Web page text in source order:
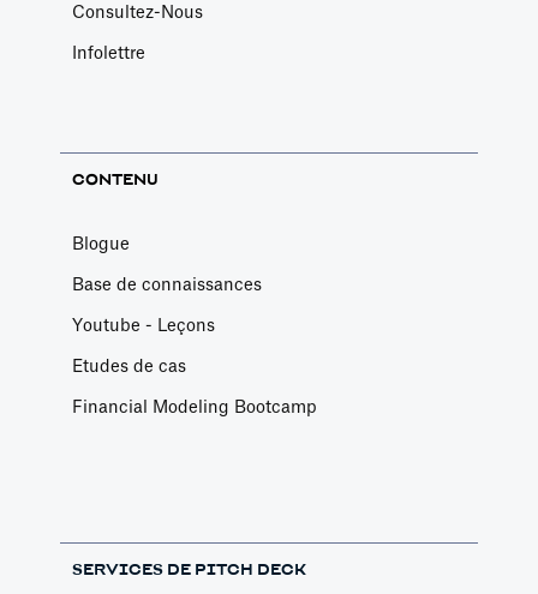
Consultez-Nous
Infolettre
CONTENU
Blogue
Base de connaissances
Youtube - Leçons
Etudes de cas
Financial Modeling Bootcamp
SERVICES DE PITCH DECK